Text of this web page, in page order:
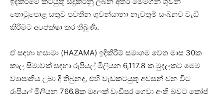
තොටුපොළ සතුව පවතින ගුවන්යානා නැවතුම් සංඛ්‍යාව වැඩි
කිරීමට අපේක්ෂා කර තිබුණි.
ඒ සඳහා හසාමා (HAZAMA) ඉදිකිරීම් සමාගම වෙත මාස 30ක
කාල සීමාවක් සඳහා රුපියල් මිලියන 6,117.8 ක මුදලකට මෙම
ව්‍යාපෘතිය ලබා දී තිබුනද, එහි වැඩකටයුතු අවසන් වන විට
රුපියල් මිලියන 766.8ක මුදලක් වැඩිපුර ගෙවා ඇති බවට කෝප්